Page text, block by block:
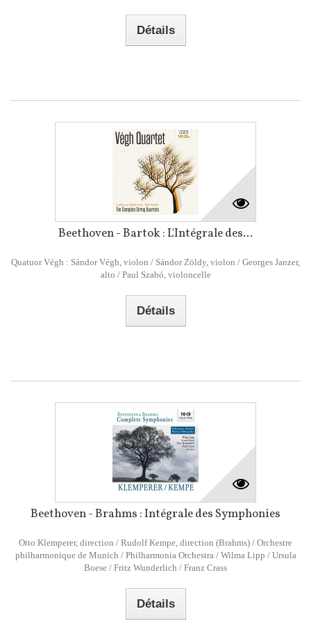
Détails
Beethoven - Bartok : L'Intégrale des...
Quatuor Végh : Sándor Végh, violon / Sándor Zöldy, violon / Georges Janzer,
alto / Paul Szabó, violoncelle
Détails
Beethoven - Brahms : Intégrale des Symphonies
Otto Klemperer, direction / Rudolf Kempe, direction (Brahms) / Orchestre
philharmonique de Munich / Philharmonia Orchestra / Wilma Lipp / Ursula
Boese / Fritz Wunderlich / Franz Crass
Détails